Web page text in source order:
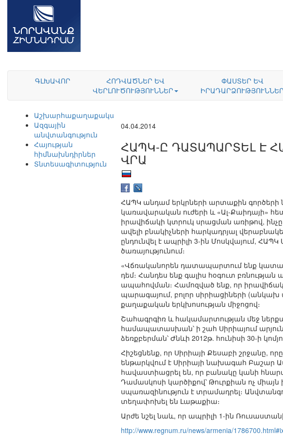
ԳԼԽԱՎՈՐ
ՀՈԴՎԱԾՆԵՐ ԵՎ
ՎԵՐԼՈՒԾՈՒԹՅՈՒՆՆԵՐ
ՓԱՍՏԵՐ ԵՎ
ԻՐԱԴԱՐՁՈՒԹՅՈՒՆՆԵՐ
Աշխարհաքաղաքականություն
Ազգային
անվտանգություն
Հայության
հիմնախնդիրներ
Տնտեսագիտություն
04.04.2014
ՀԱՊԿ-Ը ԴԱՏԱՊԱՐՏԵԼ Է
ՎՐԱ
ՀԱՊԿ անդամ երկրների արտաքին գործերի
կառավարական ուժերի և «Ալ-Քաիդայի»
իրավիճակի կտրուկ սրացման առիթով,
ավելի բնակիչների հարկադրյալ
ընդունվել է ապրիլի 3-ին Մոսկվայում,
ծառայությունում։
«Վճռականորեն դատապարտում ենք
դեմ։ Հանդես ենք գալիս հօգուտ
ապահովման։ Համոզված ենք, որ
պարագայում, բոլոր սիրիացիների (անկախ
քաղաքական երկխոսության միջոցով։
Շահագրգիռ և հակամարտության մեջ
համապատասխան՝ ի շահ Սիրիայում
ձեռքբերման՝ Ժնևի 2012թ. հունիսի 30-ի
Հիշեցնենք, որ Սիրիայի Քեսաբի շրջանը,
ենթարկվում է Սիրիայի նախագահ Բաշար
հավաստիացրել են, որ բանակը կանի
Դամասկոսի կարծիքով՝ Թուրքիան ոչ
սպառազինություն է տրամադրել։
տեղափոխել են Լաթաքիա։
Արժե նշել նաև, որ ապրիլի 1-ին
http://www.regnum.ru/news/armenia/